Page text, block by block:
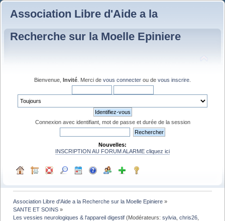
Association Libre d'Aide a la
Recherche sur la Moelle Epiniere
Bienvenue, Invité . Merci de vous connecter ou de vous inscrire
Connexion avec identifiant, mot de passe et durée de la session
Nouvelles:
INSCRIPTION AU FORUM ALARME cliquez ici
Association Libre d'Aide a la Recherche sur la Moelle Epiniere »
SANTE ET SOINS »
Les vessies neurologiques & l'appareil digestif (Modérateurs:sylvia ,chris26